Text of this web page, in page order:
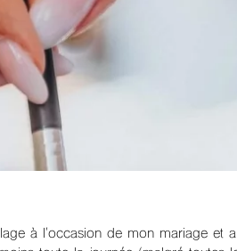
en s’adaptant parfaitement à